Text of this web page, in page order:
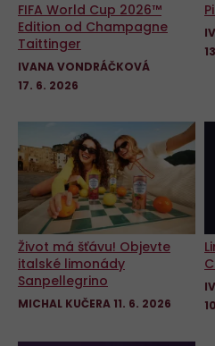
FIFA World Cup 2026™
Edition od Champagne
Taittinger
IVANA VONDRÁČKOVÁ
17. 6. 2026
Život má šťávu! Objevte
italské limonády
Sanpellegrino
MICHAL KUČERA 11. 6. 2026